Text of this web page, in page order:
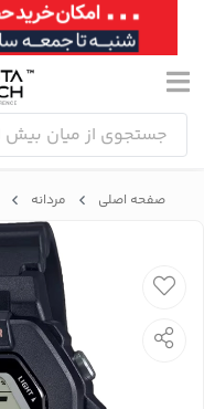
صفحه اصلی مردانه